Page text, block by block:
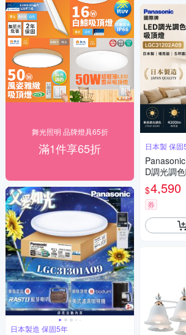
舞光照明 品牌燈具65折
滿1件享65折
日本製造 保固5年
日本製 保
D調光調
製 5年保
2A09
$4,590
券